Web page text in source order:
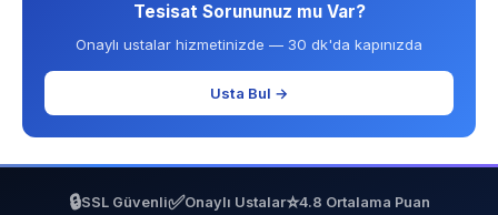
Tesisat Sorununuz mu Var?
Onaylı ustalar hizmetinizde — 30 dk'da kapınızda
Usta Bul →
🔒SSL Güvenli✅Onaylı Ustalar⭐4.8 Ortalama Puan